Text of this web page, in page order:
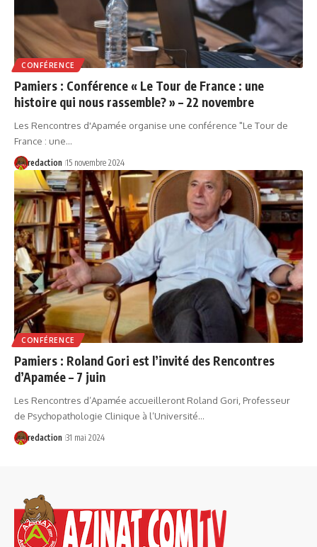
CONFÉRENCE
Pamiers : Conférence « Le Tour de France : une
histoire qui nous rassemble? » – 22 novembre
Les Rencontres d'Apamée organise une conférence "Le Tour de
France : une…
redaction 15 novembre 2024
CONFÉRENCE
Pamiers : Roland Gori est l’invité des Rencontres
d’Apamée – 7 juin
Les Rencontres d’Apamée accueilleront Roland Gori, Professeur
de Psychopathologie Clinique à l’Université…
redaction 31 mai 2024